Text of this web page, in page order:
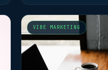
VIBE MARKETING